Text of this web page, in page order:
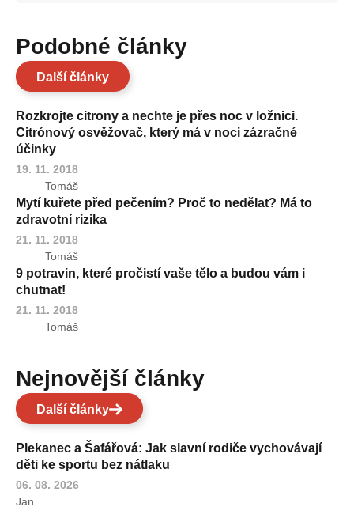
Podobné články
Další články
Rozkrojte citrony a nechte je přes noc v ložnici.
Citrónový osvěžovač, který má v noci zázračné
účinky
19. 11. 2018
Tomáš
Mytí kuřete před pečením? Proč to nedělat? Má to
zdravotní rizika
21. 11. 2018
Tomáš
9 potravin, které pročistí vaše tělo a budou vám i
chutnat!
21. 11. 2018
Tomáš
Nejnovější články
Další články
Plekanec a Šafářová: Jak slavní rodiče vychovávají
děti ke sportu bez nátlaku
06. 08. 2026
Jan